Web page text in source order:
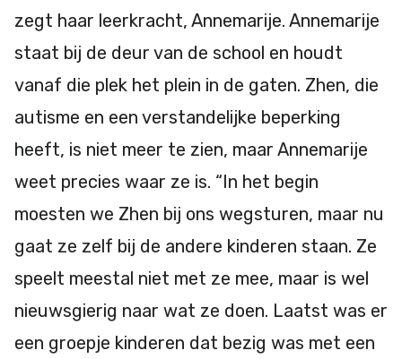
zegt haar leerkracht, Annemarije. Annemarije
staat bij de deur van de school en houdt
vanaf die plek het plein in de gaten. Zhen, die
autisme en een verstandelijke beperking
heeft, is niet meer te zien, maar Annemarije
weet precies waar ze is. “In het begin
moesten we Zhen bij ons wegsturen, maar nu
gaat ze zelf bij de andere kinderen staan. Ze
speelt meestal niet met ze mee, maar is wel
nieuwsgierig naar wat ze doen. Laatst was er
een groepje kinderen dat bezig was met een